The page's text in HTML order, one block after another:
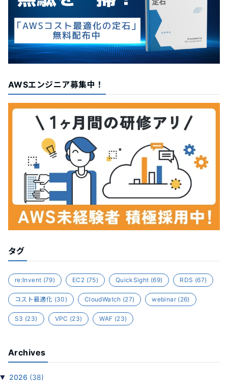
AWSエンジニア募集中！
タグ
re:Invent (79) EC2 (75) QuickSight (69) RDS (67)
コスト最適化 (30) CloudWatch (27) webinar(26)
S3 (23) VPC (23) WAF (23)
Archives
2026 (38)